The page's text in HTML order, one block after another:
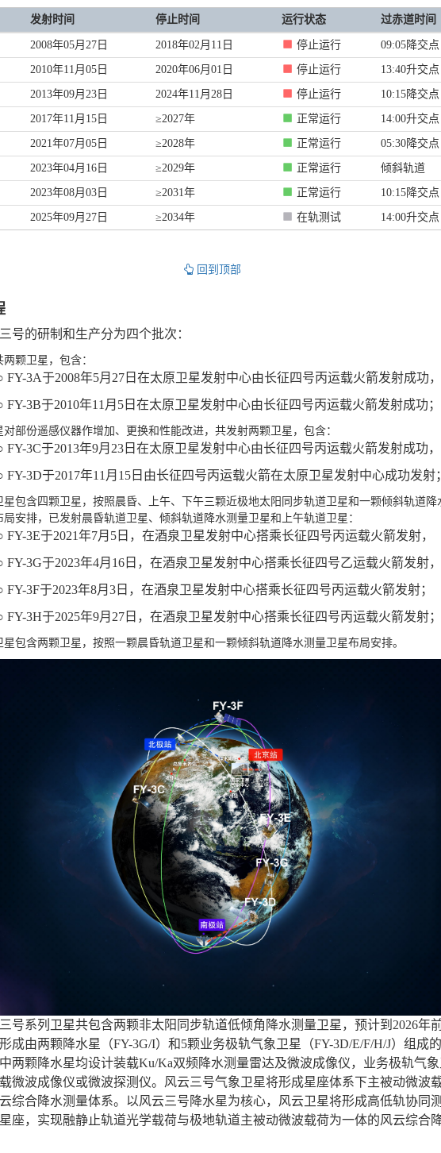
发射时间 停止时间 运行状态 过赤道时间
2008年05月27日 2018年02月11日 停止运行 09:05降交点
2010年11月05日 2020年06月01日 停止运行 13:40升交点
2013年09月23日 2024年11月28日 停止运行 10:15降交点
2017年11月15日 ≥2027年 正常运行 14:00升交点
2021年07月05日 ≥2028年 正常运行 05:30降交点
2023年04月16日 ≥2029年 正常运行 倾斜轨道
2023年08月03日 ≥2031年 正常运行 10:15降交点
2025年09月27日 ≥2034年 在轨测试 14:00升交点
回到顶部
号的研制和生产分为四个批次：
两颗卫星，包含：
FY-3A于2008年5月27日在太原卫星发射中心由长征四号丙运载火箭发射成功，
FY-3B于2010年11月5日在太原卫星发射中心由长征四号丙运载火箭发射成功；
对部份遥感仪器作增加、更换和性能改进，共发射两颗卫星，包含：
FY-3C于2013年9月23日在太原卫星发射中心由长征四号丙运载火箭发射成功，
FY-3D于2017年11月15日由长征四号丙运载火箭在太原卫星发射中心成功发射；
星包含四颗卫星，按照晨昏、上午、下午三颗近极地太阳同步轨道卫星和一颗倾斜轨道降
局安排，已发射晨昏轨道卫星、倾斜轨道降水测量卫星和上午轨道卫星：
FY-3E于2021年7月5日，在酒泉卫星发射中心搭乘长征四号丙运载火箭发射，
FY-3G于2023年4月16日，在酒泉卫星发射中心搭乘长征四号乙运载火箭发射，
FY-3F于2023年8月3日，在酒泉卫星发射中心搭乘长征四号丙运载火箭发射；
FY-3H于2025年9月27日，在酒泉卫星发射中心搭乘长征四号丙运载火箭发射；
星包含两颗卫星，按照一颗晨昏轨道卫星和一颗倾斜轨道降水测量卫星布局安排。
号系列卫星共包含两颗非太阳同步轨道低倾角降水测量卫星，预计到2026年
成由两颗降水星（FY-3G/I）和5颗业务极轨气象卫星（FY-3D/E/F/H/J）组成
两颗降水星均设计装载Ku/Ka双频降水测量雷达及微波成像仪，业务极轨气象
微波成像仪或微波探测仪。风云三号气象卫星将形成星座体系下主被动微波
综合降水测量体系。以风云三号降水星为核心，风云卫星将形成高低轨协同
座，实现融静止轨道光学载荷与极地轨道主被动微波载荷为一体的风云综合